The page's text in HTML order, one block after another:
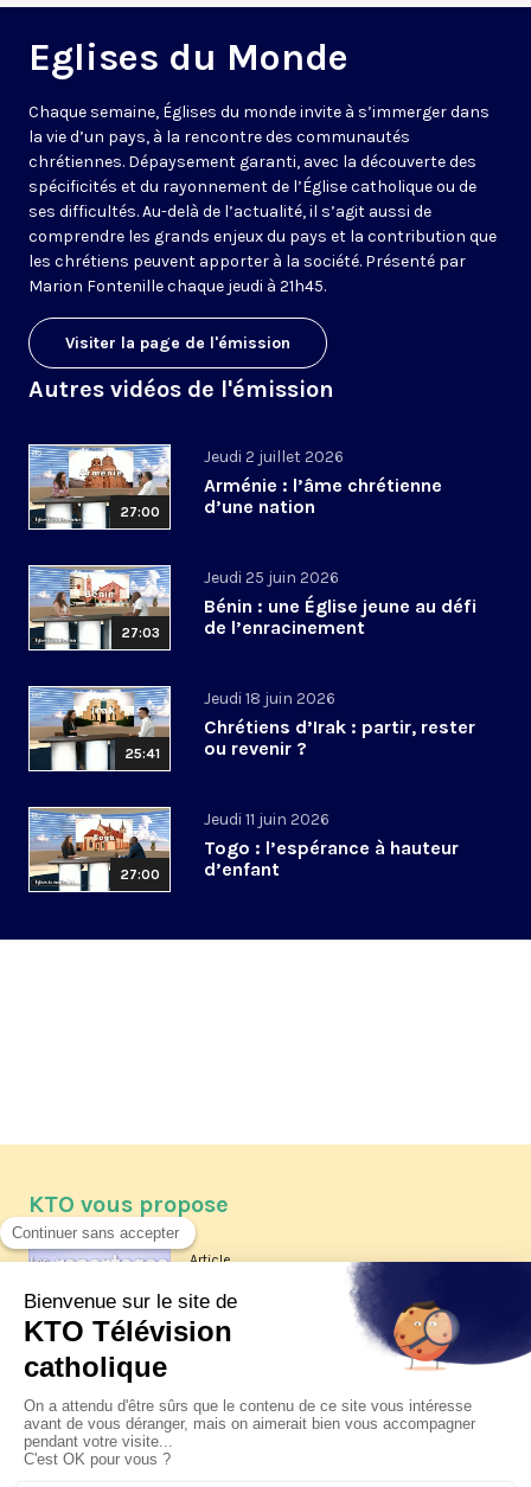
Eglises du Monde
Chaque semaine, Églises du monde invite à s’immerger dans
la vie d’un pays, à la rencontre des communautés
chrétiennes. Dépaysement garanti, avec la découverte des
spécificités et du rayonnement de l’Église catholique ou de
ses difficultés. Au-delà de l’actualité, il s’agit aussi de
comprendre les grands enjeux du pays et la contribution que
les chrétiens peuvent apporter à la société. Présenté par
Marion Fontenille chaque jeudi à 21h45.
Visiter la page de l'émission
Autres vidéos de l'émission
27:00
Jeudi 2 juillet 2026
Arménie : l’âme chrétienne
d’une nation
27:03
Jeudi 25 juin 2026
Bénin : une Église jeune au défi
de l’enracinement
25:41
Jeudi 18 juin 2026
Chrétiens d’Irak : partir, rester
ou revenir ?
27:00
Jeudi 11 juin 2026
Togo : l’espérance à hauteur
d’enfant
KTO vous propose
Article
Les reportages d'été 2026 de KTO
La visite pastorale du pape Léon
XIV à Assise à suivre sur KTO le
jeudi 6 août